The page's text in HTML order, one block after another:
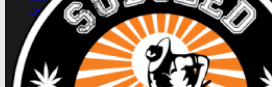
THC urin test - 50ng/ml